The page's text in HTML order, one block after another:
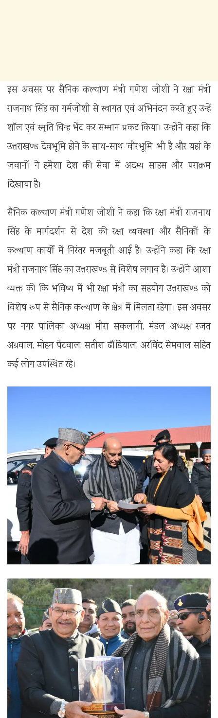
इस अवसर पर सैनिक कल्याण मंत्री गणेश जोशी ने रक्षा मंत्री
राजनाथ सिंह का गर्मजोशी से स्वागत एवं अभिनंदन करते हुए उन्हें
शॉल एवं स्मृति चिन्ह भेंट कर सम्मान प्रकट किया। उन्होंने कहा कि
उत्तराखण्ड देवभूमि होने के साथ-साथ ‘वीरभूमि’ भी है और यहां के
जवानों ने हमेशा देश की सेवा में अदम्य साहस और पराक्रम
दिखाया है।
सैनिक कल्याण मंत्री गणेश जोशी ने कहा कि रक्षा मंत्री राजनाथ
सिंह के मार्गदर्शन से देश की रक्षा व्यवस्था और सैनिकों के
कल्याण कार्यों में निरंतर मजबूती आई है। उन्होंने कहा कि रक्षा
मंत्री राजनाथ सिंह का उत्तराखण्ड से विशेष लगाव है। उन्होंने आशा
व्यक्त की कि भविष्य में भी रक्षा मंत्री का सहयोग उत्तराखण्ड को
विशेष रूप से सैनिक कल्याण के क्षेत्र में मिलता रहेगा। इस अवसर
पर नगर पालिका अध्यक्ष मीरा सकलानी, मंडल अध्यक्ष रजत
अग्रवाल, मोहन पेटवाल, सतीश ढौंडियाल, अरविंद सेमवाल सहित
कई लोग उपस्थित रहे।